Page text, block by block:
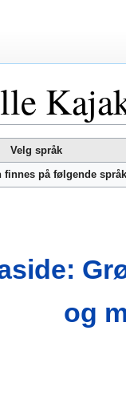
Velg språk
finnes på følgende
og